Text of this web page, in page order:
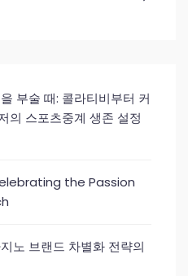
부술 때: 콜라티비부터 커
의 스포츠중계 생존 설정
the Passion
노 브랜드 차별화 전략의